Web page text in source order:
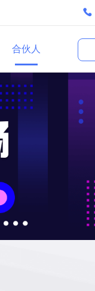
手机分拣
抽奖团
合伙人